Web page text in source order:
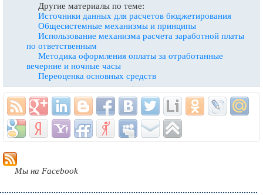
Другие материалы по теме:
Источники данных для расчетов бюджетирования
Общесистемные механизмы и принципы
Использование механизма расчета заработной платы
по ответственным
Методика оформления оплаты за отработанные
вечерние и ночные часы
Переоценка основных средств
Мы на Facebook